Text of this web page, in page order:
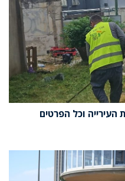
וכל הפרטים